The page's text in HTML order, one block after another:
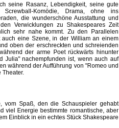
seine Rasanz, Lebendigkeit, seine gute
Komödie, Drama, ohne ins
die wunderschöne Ausstattung und
Verwicklungen zu Shakespeares Zeit
sehr nahe kommt. Zu den Parallelen
eine Szene, in der William an einem
oben der erschreckten und schreienden
der arme Poet rückwärts hinunter
Julia" nachempfunden ist, wenn auch auf
während der Aufführung von "Romeo und
vom Spaß, den die Schauspieler gehabt
viel Energie bestimmte romantische, aber
Einblick in ein echtes Stück Shakespeare